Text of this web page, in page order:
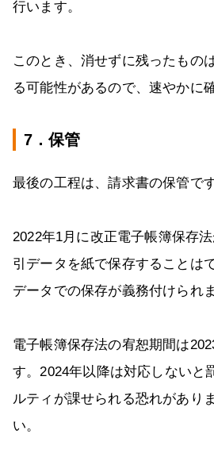
行います。
このとき、消せずに残ったもの
る可能性があるので、速やかに
7．保管
最後の工程は、請求書の保管です
2022年1月に改正電子帳簿保存
引データを紙で保存することは
データでの保存が義務付けられ
電子帳簿保存法の宥恕期間は
す。2024年以降は対応しないと
ルティが課せられる恐れがあり
い。